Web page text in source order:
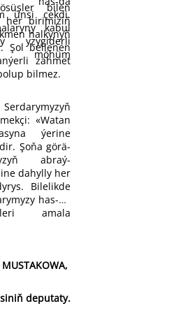
ünsi çekdi.
kabul
yzygiderli
möhüm
bilen
her birimiziň
halkynyň
Şol bellenen
zähmet
bilmez.
«Watan
ýerine
Şo­ňa görä-
abraý-
dahylly her
Bilelikde
has-da
amala
deputaty.